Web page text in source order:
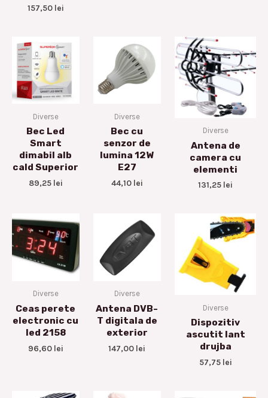
157,50 lei
Diverse
Bec Led
Smart
dimabil alb
cald Superior
89,25 lei
Diverse
Bec cu
senzor de
lumina 12W
E27
44,10 lei
Diverse
Antena de
camera cu
elementi
131,25 lei
Diverse
Ceas perete
electronic cu
led 2158
96,60 lei
Diverse
Antena DVB-
T digitala de
exterior
147,00 lei
Diverse
Dispozitiv
ascutit lant
drujba
57,75 lei